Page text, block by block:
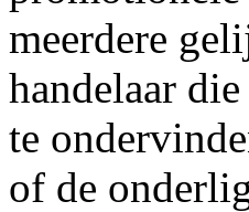
meerdere
handelaar
te
of de